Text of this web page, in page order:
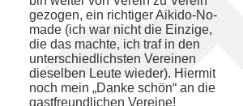
gezogen, ein richtiger Aikido-No­
made (ich war nicht die Einzige,
die das machte, ich traf in den
unterschiedlichsten Vereinen
dieselben Leute wieder). Hiermit
noch mein „Danke schön“ an die
gast­freundlichen Vereine!